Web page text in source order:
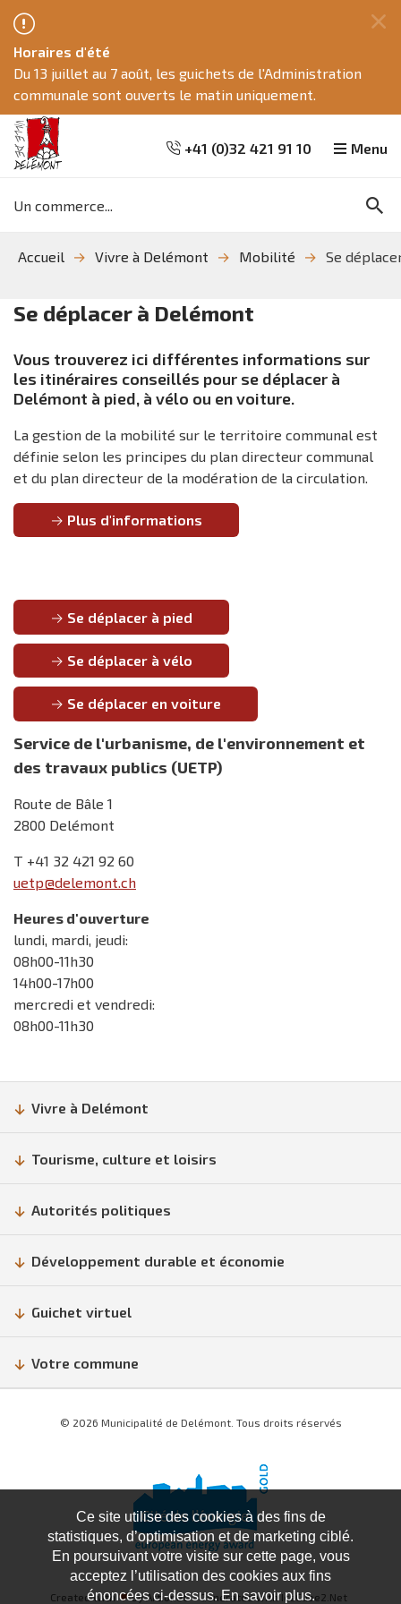
recherche
navigation
Horaires d'été
Du 13 juillet au 7 août, les guichets de l'Administration
communale sont ouverts le matin uniquement.
+41 (0)32 421 91 10
clés
Menu
Accueil Vivre à Delémont Mobilité Se
Se déplacer à Delémont
Vous trouverez ici différentes informations sur
les itinéraires conseillés pour se déplacer à
Delémont à pied, à vélo ou en voiture.
La gestion de la mobilité sur le territoire communal est
définie selon les principes du plan directeur communal
et du plan directeur de la modération de la circulation.
Plus d'informations
Se déplacer à pied
Se déplacer à vélo
Se déplacer en voiture
Service de l'urbanisme, de l'environnement et
des travaux publics (UETP)
Route de Bâle 1
2800 Delémont
T +41 32 421 92 60
uetp@delemont.ch
Heures d'ouverture
lundi, mardi, jeudi:
08h00-11h30
14h00-17h00
mercredi et vendredi:
08h00-11h30
Vivre à Delémont
Tourisme, culture et loisirs
Autorités politiques
Développement durable et économie
Guichet virtuel
Votre commune
© 2026 Municipalité de Delémont. Tous droits réservés
Created with♥by Artionet Generated with IceCube2.Net
Ce site utilise des cookies à des fins de
statistiques, d’optimisation et de marketing ciblé.
En poursuivant votre visite sur cette page, vous
acceptez l’utilisation des cookies aux fins
énoncées ci-dessus. En savoir plus.